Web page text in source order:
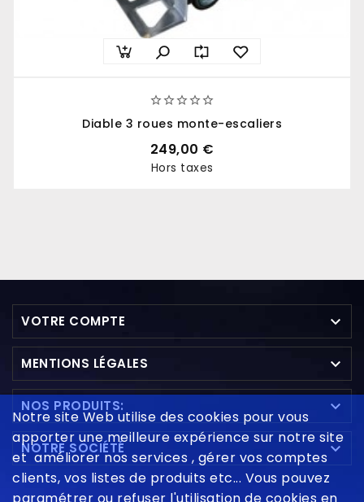

Diable 3 roues monte-escaliers
249,00 €
Hors taxes
Notre site Web utilise des cookies pour vous
apporter une meilleure expérience sur notre site
et améliorer nos services , gérer vos comptes
clients, vos listes de produits etc... Vous pouvez
VOTRE COMPTE 
MENTIONS LÉGALES 
NOS PRODUITS: 
NOTRE SOCIÉTÉ 